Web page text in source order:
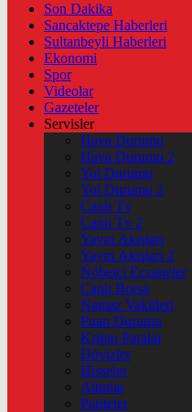
Son Dakika
Sancaktepe Haberleri
Sultanbeyli Haberleri
Ekonomi
Spor
Videolar
Gazeteler
Servisler
Hava Durumu
Hava Durumu 2
Yol Durumu
Yol Durumu 2
Canlı Tv
Canlı Tv 2
Yayın Akışları
Yayın Akışları 2
Nöbetçi Eczaneler
Canlı Borsa
Namaz Vakitleri
Puan Durumu
Kripto Paralar
Dövizler
Hisseler
Altınlar
Pariteler